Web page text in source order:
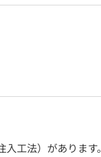
工法）があります。